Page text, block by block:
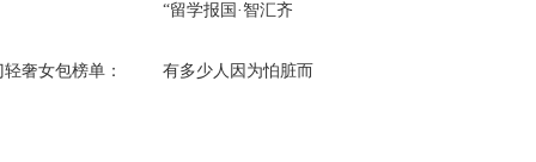
“留学报国·智汇齐
轻奢女包榜单： 有多少人因为怕脏而